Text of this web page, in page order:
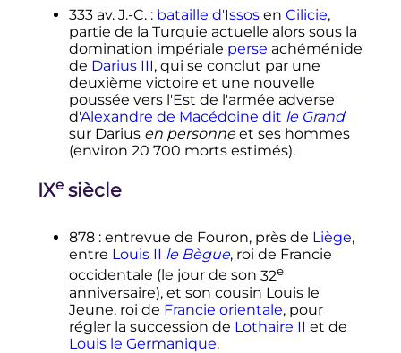
333 av. J.-C. : bataille d'Issosen Cilicie,
partie de la Turquie actuelle alors sous la
domination impériale perse achéménide
de Darius III, qui se conclut par une
deuxième victoire et une nouvelle
poussée vers l'Est de l'armée adverse
d'Alexandre de Macédoine dit le Grand
sur Darius en personneet ses hommes
(environ 20 700 mortsestimés).
IXe siècle
878 : entrevue de Fouron, près de Liège,
entre Louis II le Bègue, roi de Francie
occidentale (le jour de son 32e
anniversaire), et son cousin Louis le
Jeune, roi de Francie orientale, pour
régler la succession de Lothaire II et de
Louis le Germanique.